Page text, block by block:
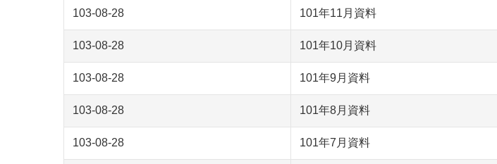
103-08-28 101年11月資料
103-08-28 101年10月資料
103-08-28 101年9月資料
103-08-28 101年8月資料
103-08-28 101年7月資料